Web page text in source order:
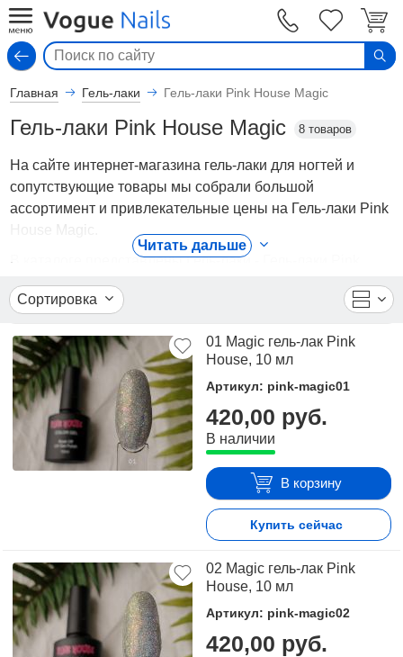
Главная Гель-лаки Гель-лаки Pink House Magic
Гель-лаки Pink House Magic 8 товаров
На сайте интернет-магазина гель-лаки для ногтей и
сопутствующие товары мы собрали большой
ассортимент и привлекательные цены на Гель-лаки Pink
В каталоге представлены Гель-лаки - Гель-лаки Pink
House Magic от ведущих мировых производителей. Вы
можете ознакомиться с фотографиями, описанием
характеристиками, а также сравнить понравившиеся
модели и выбрать лучшую стоимость.
Для того чтобы купить Гель-лаки Pink House Magic,
достаточно оформить заявку на сайте или связаться с
консультантом в режиме on-line.
Читать дальше
Сортировка
01 Magic гель-лак Pink
House, 10 мл
Артикул: pink-magic01
420,00 руб.
В наличии
В корзину
Купить сейчас
02 Magic гель-лак Pink
House, 10 мл
Артикул: pink-magic02
420,00 руб.